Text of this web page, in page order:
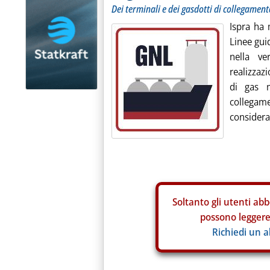
Dei terminali e dei gasdotti di
Ispra ha
Linee
nella
di gas
Soltanto gli utenti
possono
Richiedi un